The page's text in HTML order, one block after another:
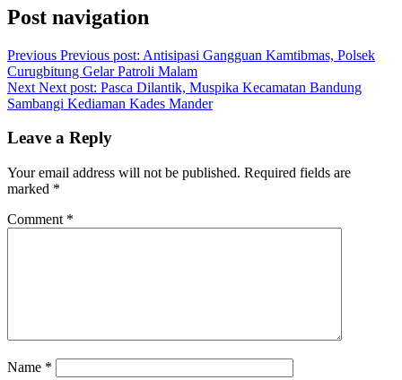
Post navigation
Previous Previous post: Antisipasi Gangguan Kamtibmas, Polsek
Curugbitung Gelar Patroli Malam
Next Next post: Pasca Dilantik, Muspika Kecamatan Bandung
Sambangi Kediaman Kades Mander
Leave a Reply
Your email address will not be published. Required fields are
marked *
Comment *
Name *